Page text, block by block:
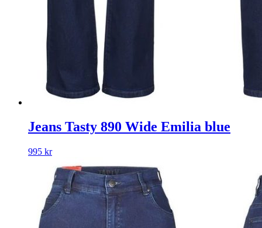
Jeans Tasty 890 Wide Emilia blue
995 kr